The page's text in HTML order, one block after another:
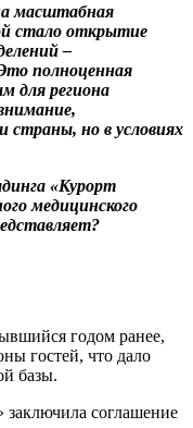
масштабная
стало открытие
–
Это полноценная
для региона
страны, но в условиях
«Курорт
медицинского
годом ранее,
гостей, что дало
базы.
заключила соглашение